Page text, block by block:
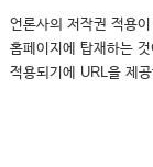
언론사의 저작권 적용
홈페이지에 탑재하는
적용되기에 URL을 제